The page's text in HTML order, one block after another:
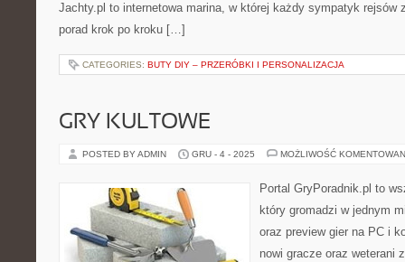
Jachty.pl to internetowa marina, w której każdy sympatyk rejsów
porad krok po kroku […]
CATEGORIES: BUTY DIY – PRZERÓBKI I PERSONALIZACJA
GRY KULTOWE
POSTED BY ADMIN GRU - 4 - 2025 MOŻLIWOŚĆ
Portal GryPoradnik.pl to
który gromadzi w jednym
oraz preview gier na PC i
nowi gracze oraz weterani